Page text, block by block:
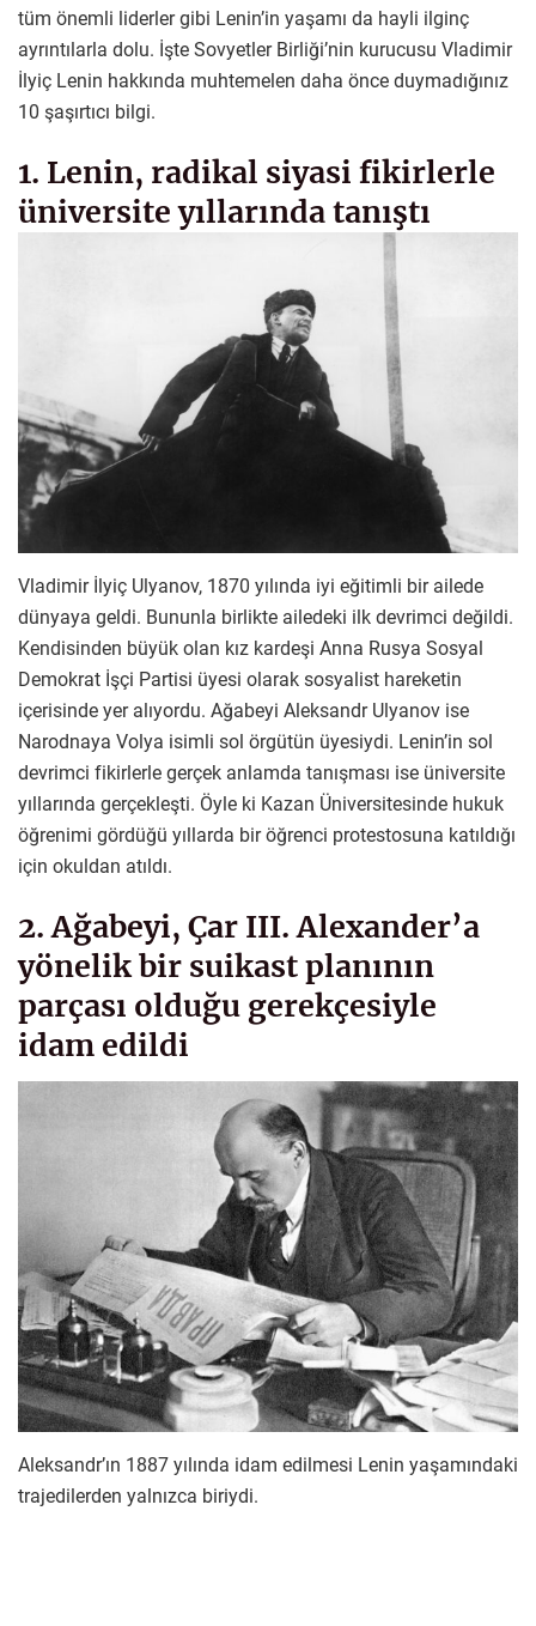
tüm önemli liderler gibi Lenin’in yaşamı da hayli ilginç
ayrıntılarla dolu. İşte Sovyetler Birliği’nin kurucusu Vladimir
İlyiç Lenin hakkında muhtemelen daha önce duymadığınız
10 şaşırtıcı bilgi.
1. Lenin, radikal siyasi fikirlerle
üniversite yıllarında tanıştı
Vladimir İlyiç Ulyanov, 1870 yılında iyi eğitimli bir ailede
dünyaya geldi. Bununla birlikte ailedeki ilk devrimci değildi.
Kendisinden büyük olan kız kardeşi Anna Rusya Sosyal
Demokrat İşçi Partisi üyesi olarak sosyalist hareketin
içerisinde yer alıyordu. Ağabeyi Aleksandr Ulyanov ise
Narodnaya Volya isimli sol örgütün üyesiydi. Lenin’in sol
devrimci fikirlerle gerçek anlamda tanışması ise üniversite
yıllarında gerçekleşti. Öyle ki Kazan Üniversitesinde hukuk
öğrenimi gördüğü yıllarda bir öğrenci protestosuna katıldığı
için okuldan atıldı.
2. Ağabeyi, Çar III. Alexander’a
yönelik bir suikast planının
parçası olduğu gerekçesiyle
idam edildi
Aleksandr’ın 1887 yılında idam edilmesi Lenin yaşamındaki
trajedilerden yalnızca biriydi.